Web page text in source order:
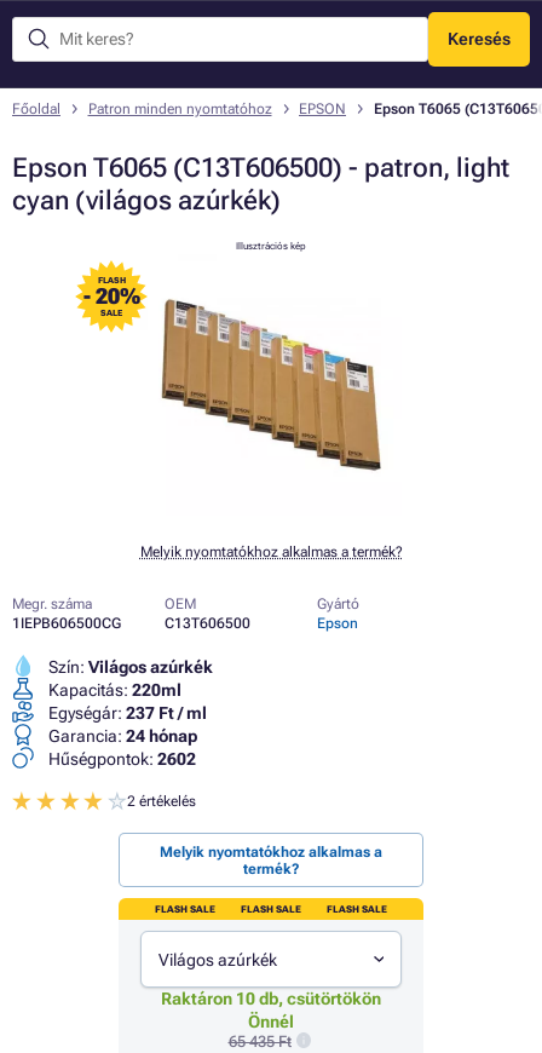
Keresés
Menü
Főoldal Patron minden nyomtatóhoz EPSON Epson T6065
Epson T6065 (C13T606500) - patron, light
cyan (világos azúrkék)
FLASH
- 20%
SALE
Illusztrációs kép
Melyik nyomtatókhoz alkalmas a termék?
Megr. száma
1IEPB606500CG
OEM
C13T606500
Gyártó
Epson
Szín: Világos azúrkék
Kapacitás: 220ml
Egységár: 237 Ft / ml
Garancia: 24 hónap
Hűségpontok: 2602
2 értékelés
Melyik nyomtatókhoz alkalmas a
termék?
FLASH SALE FLASH SALE FLASH SALE
Világos azúrkék
Raktáron 10 db, csütörtökön
Önnél
65 435 Ft